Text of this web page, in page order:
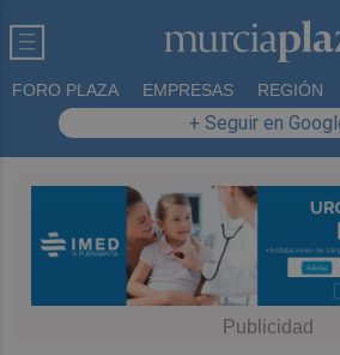
FORO PLAZA EMPRESAS REGIÓN
+ Seguir en